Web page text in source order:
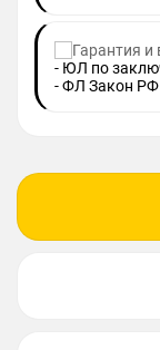
- ЮЛ по
- ФЛ Закон РФ